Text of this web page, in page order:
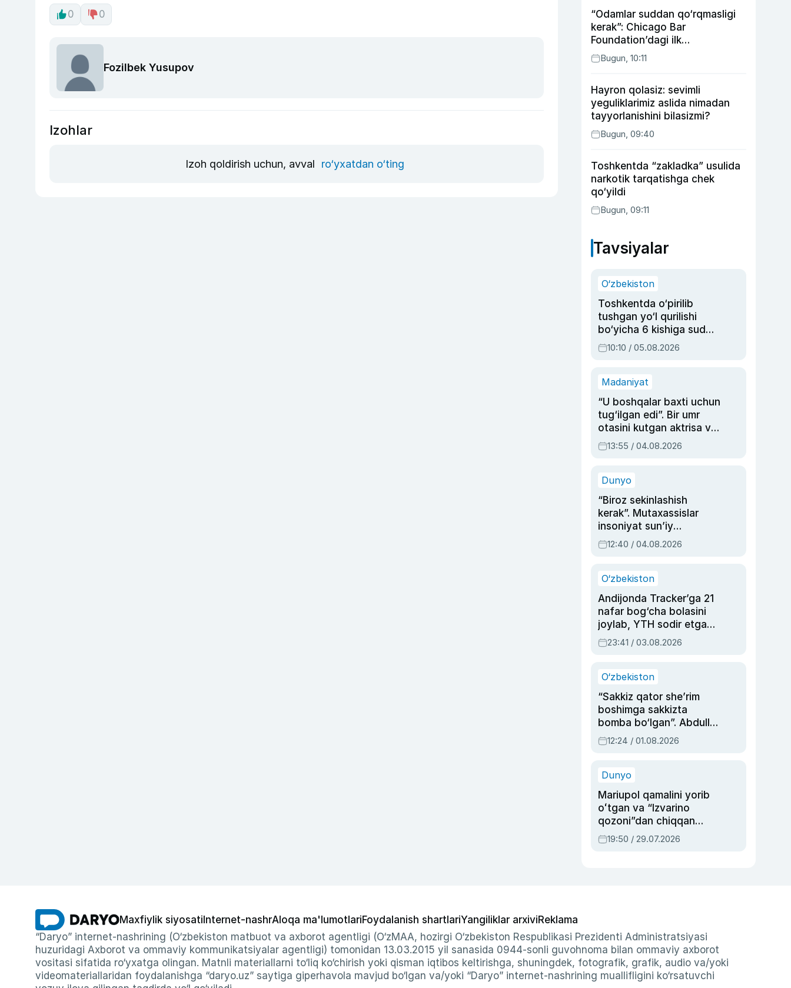
0 0
Fozilbek Yusupov
Izohlar
Izoh qoldirish uchun, avval ro‘yxatdan o‘ting
“Odamlar suddan qo‘rqmasligi
kerak”: Chicago Bar
Foundation’dagi ilk
o‘zbekistonlik Go‘zal
Abduaxatova
Bugun, 10:11
Hayron qolasiz: sevimli
yeguliklarimiz aslida nimadan
tayyorlanishini bilasizmi?
Bugun, 09:40
Toshkentda “zakladka” usulida
narkotik tarqatishga chek
qo‘yildi
Bugun, 09:11
Tavsiyalar
O‘zbekiston
Toshkentda o‘pirilib
tushgan yo‘l qurilishi
bo‘yicha 6 kishiga sud
hukmi o‘qildi
10:10 / 05.08.2026
Madaniyat
“U boshqalar baxti uchun
tug‘ilgan edi”. Bir umr
otasini kutgan aktrisa va
dublyaj ustasi Rimma
Ahmedovaning
13:55 / 04.08.2026
Dunyo
“Biroz sekinlashish
kerak”. Mutaxassislar
insoniyat sun’iy
intellektni boshqara
olmay qolishidan xavotir
12:40 / 04.08.2026
O‘zbekiston
Andijonda Tracker’ga 21
nafar bog‘cha bolasini
joylab, YTH sodir etgan
ayolga sud hukmi o‘qildi
23:41 / 03.08.2026
O‘zbekiston
“Sakkiz qator she’rim
boshimga sakkizta
bomba bo‘lgan”. Abdulla
Oripovni siyosiy
ayblovlardan asrab
12:24 / 01.08.2026
Dunyo
Mariupol qamalini yorib
oʻtgan va “Izvarino
qozoni”dan chiqqan
qahramon — Ukraina
armiyasi bosh
19:50 / 29.07.2026
Maxfiylik siyosati Internet-nashrAloqa ma'lumotlariFoydalanish shartlariYangiliklar arxiviReklama
“Daryo” internet-nashrining (O‘zbekiston matbuot va axborot agentligi (O‘zMAA, hozirgi O‘zbekiston Respublikasi Prezidenti Administratsiyasi
huzuridagi Axborot va ommaviy kommunikatsiyalar agentligi) tomonidan 13.03.2015 yil sanasida 0944-sonli guvohnoma bilan ommaviy axborot
vositasi sifatida ro‘yxatga olingan. Matnli materiallarni to‘liq ko‘chirish yoki qisman iqtibos keltirishga, shuningdek, fotografik, grafik, audio va/yoki
videomateriallaridan foydalanishga “daryo.uz” saytiga giperhavola mavjud bo‘lgan va/yoki “Daryo” internet-nashrining muallifligini ko‘rsatuvchi